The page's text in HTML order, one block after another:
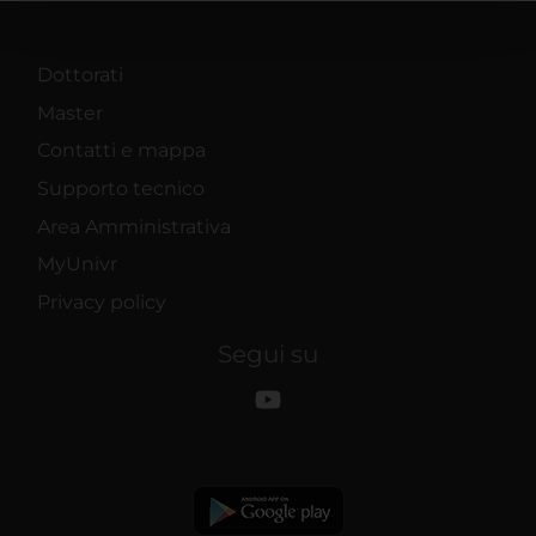
Dottorati
Master
Contatti e mappa
Supporto tecnico
Area Amministrativa
MyUnivr
Privacy policy
Segui su